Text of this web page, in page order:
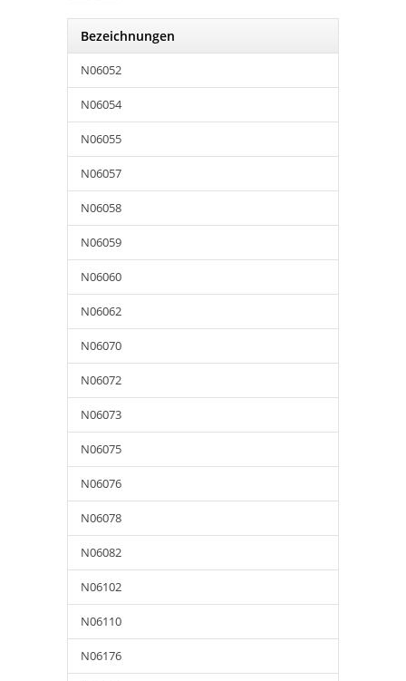
Bezeichnungen
N06052
N06054
N06055
N06057
N06058
N06059
N06060
N06062
N06070
N06072
N06073
N06075
N06076
N06078
N06082
N06102
N06110
N06176